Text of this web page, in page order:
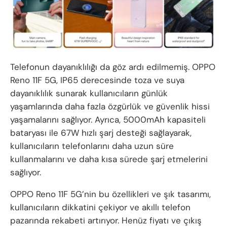
Telefonun dayanıklılığı da göz ardı edilmemiş. OPPO
Reno 11F 5G, IP65 derecesinde toza ve suya
dayanıklılık sunarak kullanıcıların günlük
yaşamlarında daha fazla özgürlük ve güvenlik hissi
yaşamalarını sağlıyor. Ayrıca, 5000mAh kapasiteli
bataryası ile 67W hızlı şarj desteği sağlayarak,
kullanıcıların telefonlarını daha uzun süre
kullanmalarını ve daha kısa sürede şarj etmelerini
sağlıyor.
OPPO Reno 11F 5G’nin bu özellikleri ve şık tasarımı,
kullanıcıların dikkatini çekiyor ve akıllı telefon
pazarında rekabeti artırıyor. Henüz fiyatı ve çıkış